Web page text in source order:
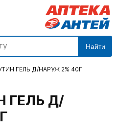
Найти
ГЕЛЬ Д/НАРУЖ 2% 40Г
ГЕЛЬ Д/